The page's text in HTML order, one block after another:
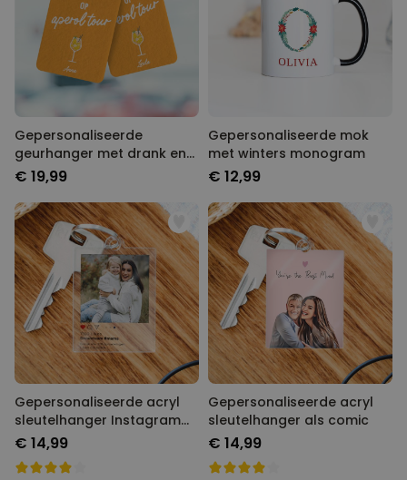
Gepersonaliseerde
geurhanger met drank en
tekst set van 2
€ 19,99
Gepersonaliseerde mok
met winters monogram
€ 12,99
Gepersonaliseerde acryl
sleutelhanger Instagram
stijl
€ 14,99
Gepersonaliseerde acryl
sleutelhanger als comic
€ 14,99